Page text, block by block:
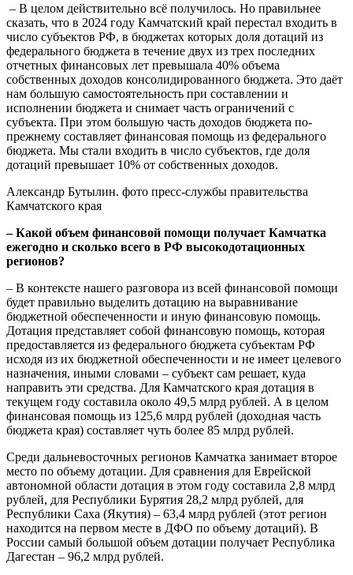
– В целом действительно всё получилось. Но правильнее
сказать, что в 2024 году Камчатский край перестал входить в
число субъектов РФ, в бюджетах которых доля дотаций из
федерального бюджета в течение двух из трех последних
отчетных финансовых лет превышала 40% объема
собственных доходов консолидированного бюджета. Это даёт
нам большую самостоятельность при составлении и
исполнении бюджета и снимает часть ограничений с
субъекта. При этом большую часть доходов бюджета по-
прежнему составляет финансовая помощь из федерального
бюджета. Мы стали входить в число субъектов, где доля
дотаций превышает 10% от собственных доходов.
Александр Бутылин. фото пресс-службы правительства
Камчатского края
– Какой объем финансовой помощи получает Камчатка
ежегодно и сколько всего в РФ высокодотационных
регионов?
– В контексте нашего разговора из всей финансовой помощи
будет правильно выделить дотацию на выравнивание
бюджетной обеспеченности и иную финансовую помощь.
Дотация представляет собой финансовую помощь, которая
предоставляется из федерального бюджета субъектам РФ
исходя из их бюджетной обеспеченности и не имеет целевого
назначения, иными словами – субъект сам решает, куда
направить эти средства. Для Камчатского края дотация в
текущем году составила около 49,5 млрд рублей. А в целом
финансовая помощь из 125,6 млрд рублей (доходная часть
бюджета края) составляет чуть более 85 млрд рублей.
Среди дальневосточных регионов Камчатка занимает второе
место по объему дотации. Для сравнения для Еврейской
автономной области дотация в этом году составила 2,8 млрд
рублей, для Республики Бурятия 28,2 млрд рублей, для
Республики Саха (Якутия) – 63,4 млрд рублей (этот регион
находится на первом месте в ДФО по объему дотаций). В
России самый большой объем дотации получает Республика
Дагестан – 96,2 млрд рублей.